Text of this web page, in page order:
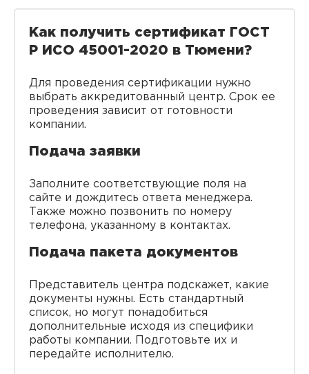
Как получить сертификат ГОСТ
Р ИСО 45001-2020 в Тюмени?
Для проведения сертификации нужно
выбрать аккредитованный центр. Срок ее
проведения зависит от готовности
компании.
Подача заявки
Заполните соответствующие поля на
сайте и дождитесь ответа менеджера.
Также можно позвонить по номеру
телефона, указанному в контактах.
Подача пакета документов
Представитель центра подскажет, какие
документы нужны. Есть стандартный
список, но могут понадобиться
дополнительные исходя из специфики
работы компании. Подготовьте их и
передайте исполнителю.